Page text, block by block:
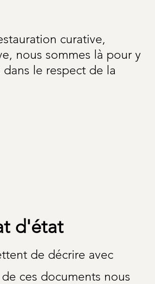
curative,
nous sommes là pour y
le respect de la
d'état
de décrire avec
ces documents nous